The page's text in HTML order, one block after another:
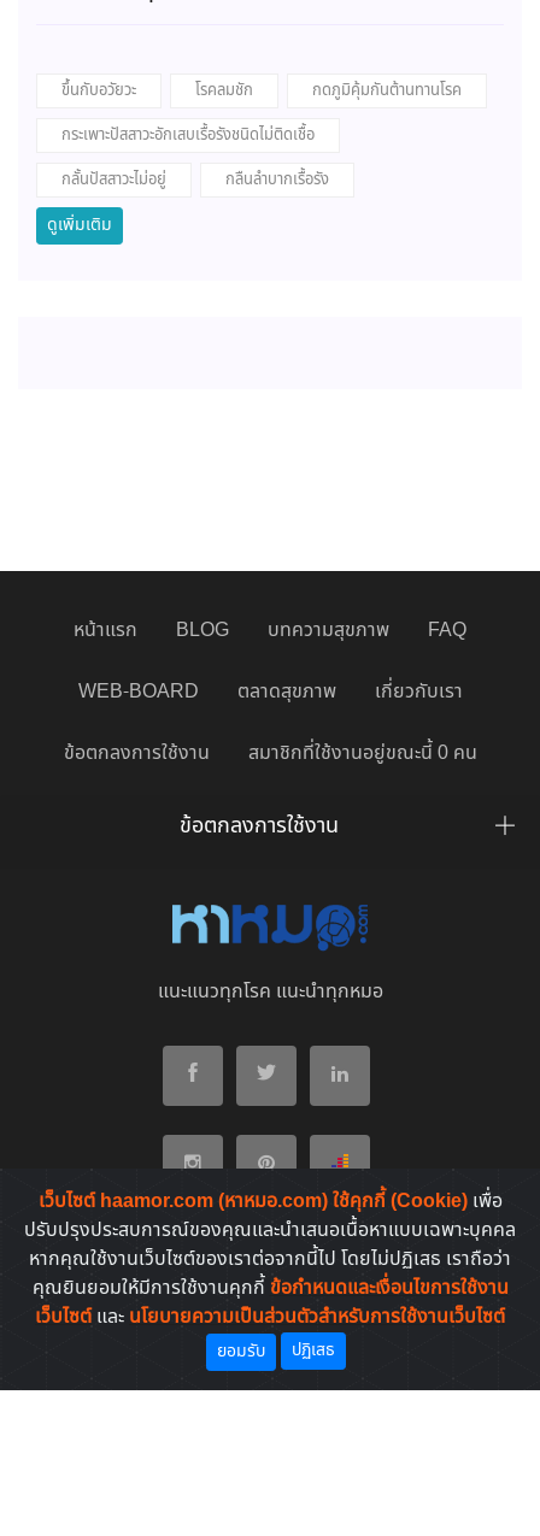
ขึ้นกับอวัยวะ โรคลมชัก
กดภูมิคุ้มกันต้านทานโรค
กระเพาะปัสสาวะอักเสบเรื้อรังชนิดไม่ติดเชื้อ
กลั้นปัสสาวะไม่อยู่
กลืนลำบากเรื้อรัง
ดูเพิ่มเติม
เว็บไซต์ haamor.com (หาหมอ.com) ใช้คุกกี้ (Cookie) เพื่อ
ปรับปรุงประสบการณ์ของคุณและนำเสนอเนื้อหาแบบเฉพาะบุคคล
หากคุณใช้งานเว็บไซต์ของเราต่อจากนี้ไป โดยไม่ปฏิเสธ เราถือว่า
คุณยินยอมให้มีการใช้งานคุกกี้ ข้อกำหนดและเงื่อนไขการใช้งาน
เว็บไซต์และ นโยบายความเป็นส่วนตัวสำหรับการใช้งานเว็บไซต์
ยอมรับ ปฏิเสธ
หน้าแรก BLOG บทความสุขภาพ FAQ
WEB-BOARD ตลาดสุขภาพ เกี่ยวกับเรา
ข้อตกลงการใช้งาน สมาชิกที่ใช้งานอยู่ขณะนี้ 0 คน
ข้อตกลงการใช้งาน
แนะแนวทุกโรค แนะนำทุกหมอ
หมวดบทความต่างๆ
โรคที่พบบ่อยของคนไทย